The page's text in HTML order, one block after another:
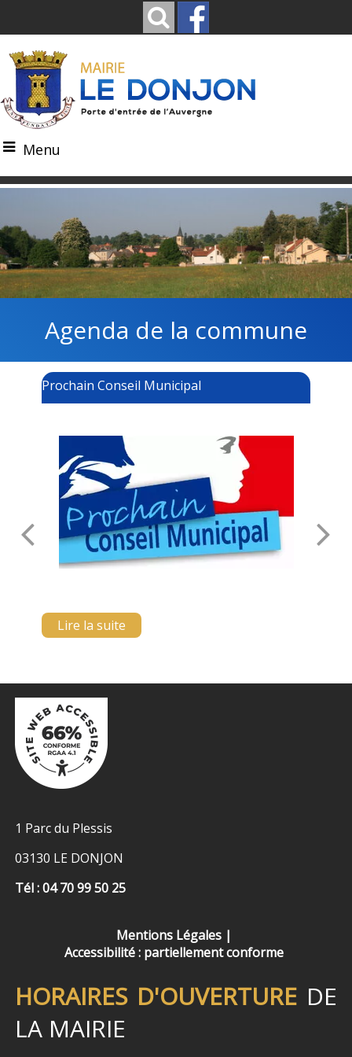
Menu
Agenda de la commune
Prochain Conseil Municipal
1 Parc du Plessis
03130 LE DONJON
Tél : 04 70 99 50 25
Mentions Légales
Accessibilité : partiellement conforme
HORAIRES D'OUVERTUREDE
LA MAIRIE